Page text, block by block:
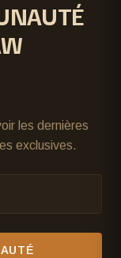
les dernières
exclusives.